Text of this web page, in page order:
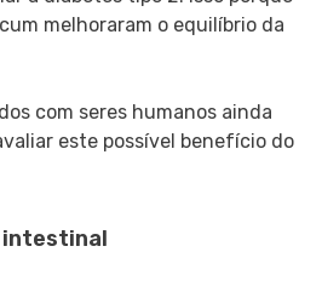
melhoraram o equilíbrio da
com seres humanos ainda
este possível benefício do
intestinal